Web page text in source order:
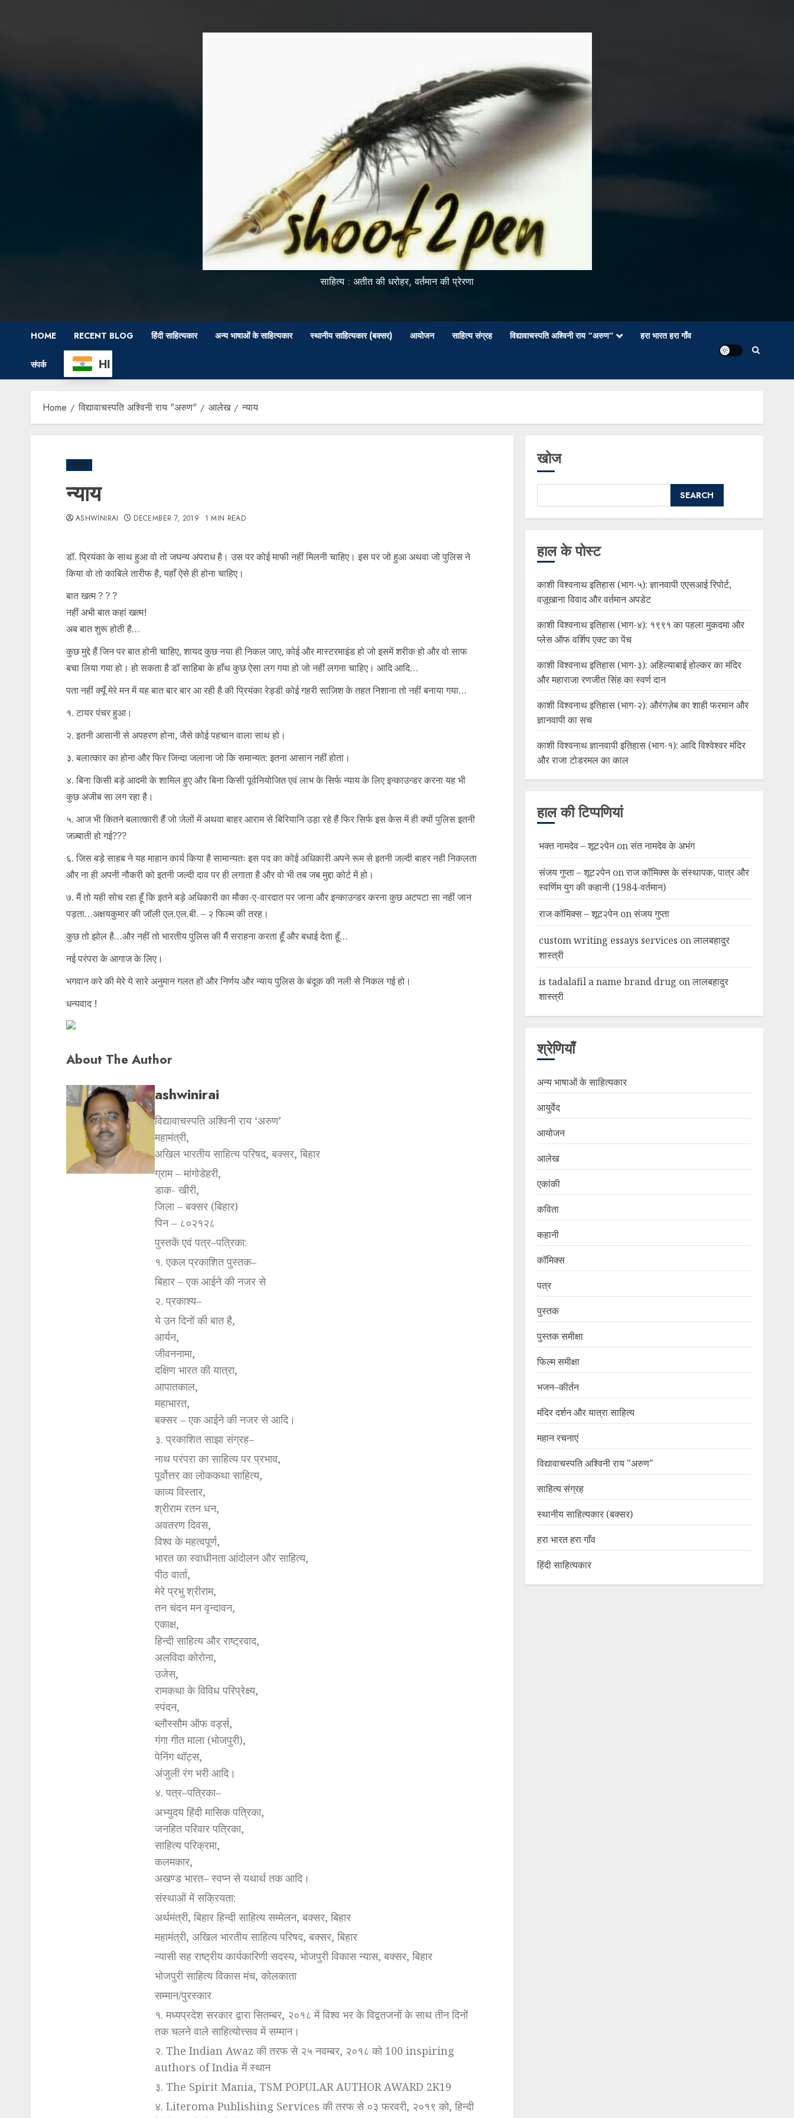
साहित्य : अतीत की धरोहर, वर्तमान की प्रेरणा
HOME RECENT BLOG हिंदी साहित्यकार अन्य भाषाओं के साहित्यकार स्थानीय साहित्यकार (बक्सर) आयोजन साहित्य संग्रह विद्यावाचस्पति अश्विनी राय “अरुण” हरा भारत हरा गाँव
संपर्क HI
Home विद्यावाचस्पति अश्विनी राय "अरुण" आलेख न्याय
आलेख
न्याय
ASHWINIRAI DECEMBER 7, 2019 1 MIN READ
डॉ. प्रियंका के साथ हुआ वो तो जघन्य अपराध है। उस पर कोई माफी नहीं मिलनी चाहिए। इस पर जो हुआ अथवा जो पुलिस ने
किया वो तो काबिले तारीफ है, यहाँ ऐसे ही होना चाहिए।
बात खत्म ? ? ?
नहीं अभी बात कहां खत्म!
अब बात शुरू होती है…
कुछ मुद्दे हैं जिन पर बात होनी चाहिए, शायद कुछ नया ही निकल जाए, कोई और मास्टरमाइंड हो जो इसमें शरीक हो और वो साफ
बचा लिया गया हो। हो सकता है डॉ साहिबा के हाँथ कुछ ऐसा लग गया हो जो नहीं लगना चाहिए। आदि आदि…
पता नहीं क्यूँ मेरे मन में यह बात बार बार आ रही है की प्रियंका रेड्डी कोई गहरी साजिश के तहत निशाना तो नहीं बनाया गया…
१. टायर पंचर हुआ।
२. इतनी आसानी से अपहरण होना, जैसे कोई पहचान वाला साथ हो।
३. बलात्कार का होना और फिर जिन्दा जलाना जो कि समान्यत: इतना आसान नहीं होता।
४. बिना किसी बड़े आदमी के शामिल हुए और बिना किसी पूर्वनियोजित एवं लाभ के सिर्फ न्याय के लिए इन्काउन्डर करना यह भी
कुछ अजीब सा लग रहा है।
५. आज भी कितने बलात्कारी हैं जो जेलों में अथवा बाहर आराम से बिरियानि उड़ा रहे हैं फिर सिर्फ इस केस में ही क्यों पुलिस इतनी
जज़्बाती हो गई???
६. जिस बड़े साहब ने यह माहान कार्य किया है सामान्यतः इस पद का कोई अधिकारी अपने रूम से इतनी जल्दी बाहर नही निकलता
और ना ही अपनी नौकरी को इतनी जल्दी दाव पर ही लगाता है और वो भी तब जब मुद्दा कोर्ट में हो।
७. मैं तो यही सोच रहा हूँ कि इतने बड़े अधिकारी का मौका-ए-वारदात पर जाना और इन्काउन्डर करना कुछ अटपटा सा नहीं जान
पड़ता…अक्षयकुमार की जॉली एल.एल.बी. – २ फिल्म की तरह।
कुछ तो झोल है…और नहीं तो भारतीय पुलिस की मैं सराहना करता हूँ और बधाई देता हूँ…
नई परंपरा के आगाज के लिए।
भगवान करे की मेरे ये सारे अनुमान गलत हों और निर्णय और न्याय पुलिस के बंदूक की नली से निकल गई हो।
धन्यवाद !
About The Author
ashwinirai
विद्यावाचस्पति अश्विनी राय ‘अरुण’
महामंत्री,
अखिल भारतीय साहित्य परिषद, बक्सर, बिहार
ग्राम – मांगोडेहरी,
डाक- खीरी,
जिला – बक्सर (बिहार)
पिन – ८०२१२८
पुस्तकें एवं पत्र–पत्रिका:
१. एकल प्रकाशित पुस्तक–
बिहार – एक आईने की नजर से
२. प्रकाश्य–
ये उन दिनों की बात है,
आर्यन,
जीवननामा,
दक्षिण भारत की यात्रा,
आपातकाल,
महाभारत,
बक्सर – एक आईने की नजर से आदि।
३. प्रकाशित साझा संग्रह–
नाथ परंपरा का साहित्य पर प्रभाव,
पूर्वोत्तर का लोककथा साहित्य,
काव्य विस्तार,
श्रीराम रतन धन,
अवतरण दिवस,
विश्व के महत्वपूर्ण,
भारत का स्वाधीनता आंदोलन और साहित्य,
पीठ वार्ता,
मेरे प्रभु श्रीराम,
तन चंदन मन वृन्दावन,
एकाक्ष,
हिन्दी साहित्य और राष्ट्रवाद,
अलविदा कोरोना,
उजेस,
रामकथा के विविध परिप्रेक्ष्य,
स्पंदन,
ब्लौस्सौम ऑफ वर्ड्स,
गंगा गीत माला (भोजपुरी),
पेनिंग थॉट्स,
अंजुली रंग भरी आदि।
४. पत्र–पत्रिका–
अभ्युदय हिंदी मासिक पत्रिका,
जनहित परिवार पत्रिका,
साहित्य परिक्रमा,
कलमकार,
अखण्ड भारत– स्वप्न से यथार्थ तक आदि।
संस्थाओं में सक्रियता:
अर्थमंत्री, बिहार हिन्दी साहित्य सम्मेलन, बक्सर, बिहार
महामंत्री, अखिल भारतीय साहित्य परिषद, बक्सर, बिहार
न्यासी सह राष्ट्रीय कार्यकारिणी सदस्य, भोजपुरी विकास न्यास, बक्सर, बिहार
भोजपुरी साहित्य विकास मंच, कोलकाता
सम्मान/पुरस्कार
१. मध्यप्रदेश सरकार द्वारा सितम्बर, २०१८ में विश्व भर के विद्वतजनों के साथ तीन दिनों
तक चलने वाले साहित्योत्त्सव में सम्मान।
२. The Indian Awaz की तरफ से २५ नवम्बर, २०१८ को 100 inspiring
authors of India में स्थान
३. The Spirit Mania, TSM POPULAR AUTHOR AWARD 2K19
४. Literoma Publishing Services की तरफ से ०३ फरवरी, २०१९ को, हिन्दी
खोज
SEARCH
हाल के पोस्ट
काशी विश्वनाथ इतिहास (भाग-५): ज्ञानवापी एएसआई रिपोर्ट,
वज़ूखाना विवाद और वर्तमान अपडेट
काशी विश्वनाथ इतिहास (भाग-४): १९९१ का पहला मुकदमा और
प्लेस ऑफ वर्शिप एक्ट का पेंच
काशी विश्वनाथ इतिहास (भाग-३): अहिल्याबाई होल्कर का मंदिर
और महाराजा रणजीत सिंह का स्वर्ण दान
काशी विश्वनाथ इतिहास (भाग-२): औरंगज़ेब का शाही फरमान और
ज्ञानवापी का सच
काशी विश्वनाथ ज्ञानवापी इतिहास (भाग-१): आदि विश्वेश्वर मंदिर
और राजा टोडरमल का काल
हाल की टिप्पणियां
भक्त नामदेव – शूट२पेनonसंत नामदेव के अभंग
संजय गुप्ता – शूट२पेनonराज कॉमिक्स के संस्थापक, पात्र और
स्वर्णिम युग की कहानी (1984-वर्तमान)
राज कॉमिक्स – शूट२पेनonसंजय गुप्ता
custom writing essays services onलालबहादुर
शास्त्री
is tadalafil a name brand drug onलालबहादुर
शास्त्री
श्रेणियाँ
अन्य भाषाओं के साहित्यकार
आयुर्वेद
आयोजन
आलेख
एकांकी
कविता
कहानी
कॉमिक्स
पत्र
पुस्तक
पुस्तक समीक्षा
फिल्म समीक्षा
भजन–कीर्तन
मंदिर दर्शन और यात्रा साहित्य
महान रचनाएं
विद्यावाचस्पति अश्विनी राय "अरुण"
साहित्य संग्रह
स्थानीय साहित्यकार (बक्सर)
हरा भारत हरा गाँव
हिंदी साहित्यकार